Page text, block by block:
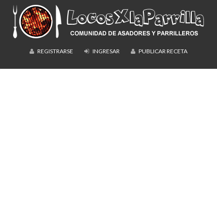
REGISTRARSE INGRESAR PUBLICAR RECETA